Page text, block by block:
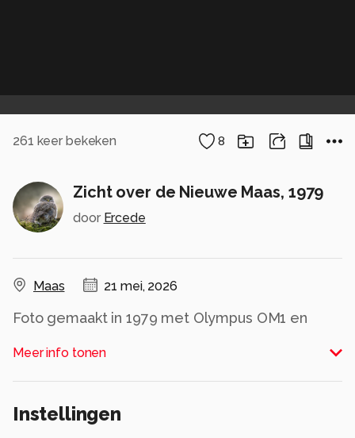
261 keer bekeken 8
Zicht over de Nieuwe Maas, 1979
door Ercede
Maas 21 mei, 2026
Foto gemaakt in 1979 met Olympus OM1 en
Meer info tonen
Instellingen